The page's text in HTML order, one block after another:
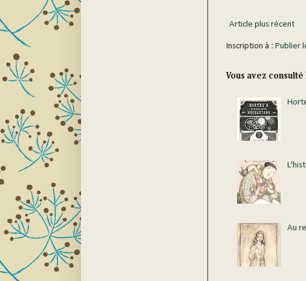
Article plus récent
Inscription à : Publier
Vous avez
Au